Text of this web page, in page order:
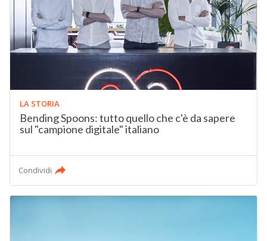
LA STORIA
Bending Spoons: tutto quello che c'è da sapere
sul "campione digitale" italiano
Condividi